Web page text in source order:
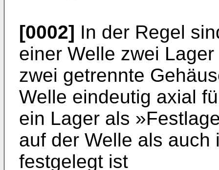
[0002] In der Regel
einer Welle zwei
zwei getrennte
Welle eindeutig axial
ein Lager als
auf der Welle als auch
festgelegt ist